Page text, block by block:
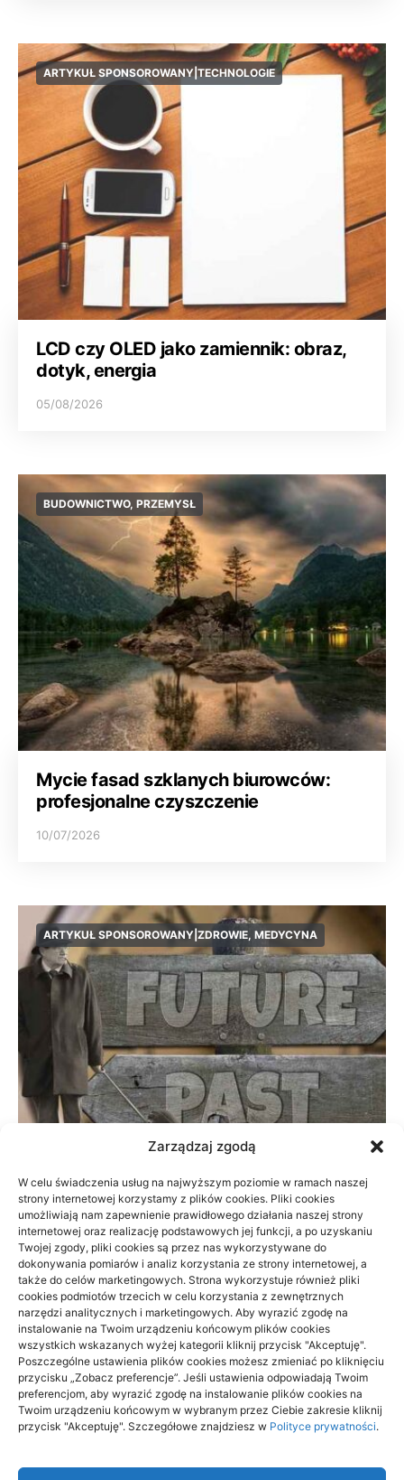
Zarządzaj zgodą
W celu świadczenia usług na najwyższym poziomie w ramach naszej
strony internetowej korzystamy z plików cookies. Pliki cookies
umożliwiają nam zapewnienie prawidłowego działania naszej strony
internetowej oraz realizację podstawowych jej funkcji, a po uzyskaniu
Twojej zgody, pliki cookies są przez nas wykorzystywane do
dokonywania pomiarów i analiz korzystania ze strony internetowej, a
także do celów marketingowych. Strona wykorzystuje również pliki
cookies podmiotów trzecich w celu korzystania z zewnętrznych
narzędzi analitycznych i marketingowych. Aby wyrazić zgodę na
instalowanie na Twoim urządzeniu końcowym plików cookies
wszystkich wskazanych wyżej kategorii kliknij przycisk "Akceptuję".
Poszczególne ustawienia plików cookies możesz zmieniać po kliknięciu
przycisku „Zobacz preferencje”. Jeśli ustawienia odpowiadają Twoim
preferencjom, aby wyrazić zgodę na instalowanie plików cookies na
Twoim urządzeniu końcowym w wybranym przez Ciebie zakresie kliknij
przycisk "Akceptuję". Szczegółowe znajdziesz w Polityce prywatności.
ARTYKUŁ SPONSOROWANY|TECHNOLOGIE
LCD czy OLED jako zamiennik: obraz,
dotyk, energia
05/08/2026
BUDOWNICTWO, PRZEMYSŁ
Mycie fasad szklanych biurowców:
profesjonalne czyszczenie
10/07/2026
ARTYKUŁ SPONSOROWANY|ZDROWIE, MEDYCYNA
Prywatnie czy na NFZ: fizjoterapia przy
braku czasu
23/06/2026
Archino
Archino to miejsce dla ciebie, to miejsce dla ludzi takich jak ty.
ciekawego, interesującego. Odkrywaj nowe rzeczy dzięki